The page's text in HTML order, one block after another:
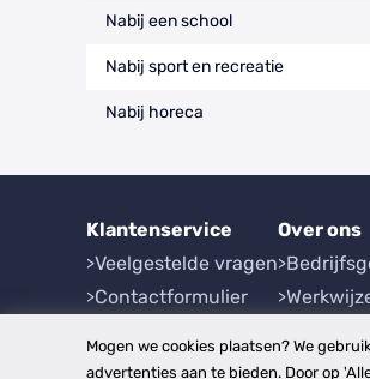
Nabij een school
Nabij sport en recreatie
Nabij horeca
Klantenservice
Veelgestelde vragen
Contactformulier
Over ons
Mogen we cookies plaatsen? We
advertenties aan te bieden. Door op